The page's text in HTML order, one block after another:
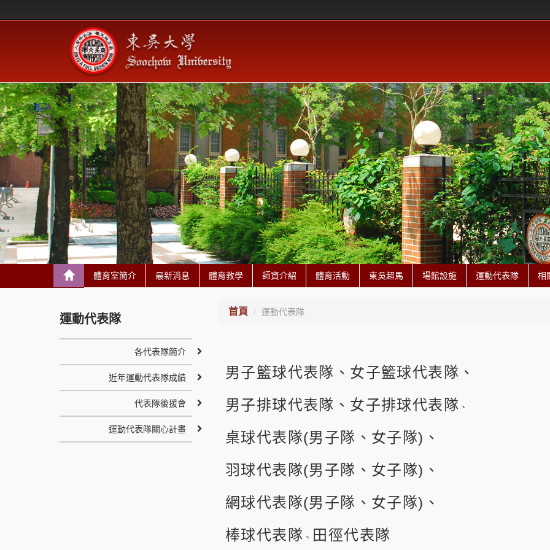
體育室簡介 最新消息 體育教學 師資介紹 體育活動 東吳超馬 場館設施 運動代表隊 相
首頁 運動代表隊
男子籃球代表隊、女子籃球代表隊、
男子排球代表隊、女子排球代表隊 、
桌球代表隊(男子隊、女子隊)、
羽球代表隊(男子隊、女子隊) 、
網球代表隊(男子隊、女子隊) 、
棒球代表隊 、 田徑代表隊
運動代表隊
各代表隊簡介
近年運動代表隊成績
代表隊後援會
運動代表隊關心計畫